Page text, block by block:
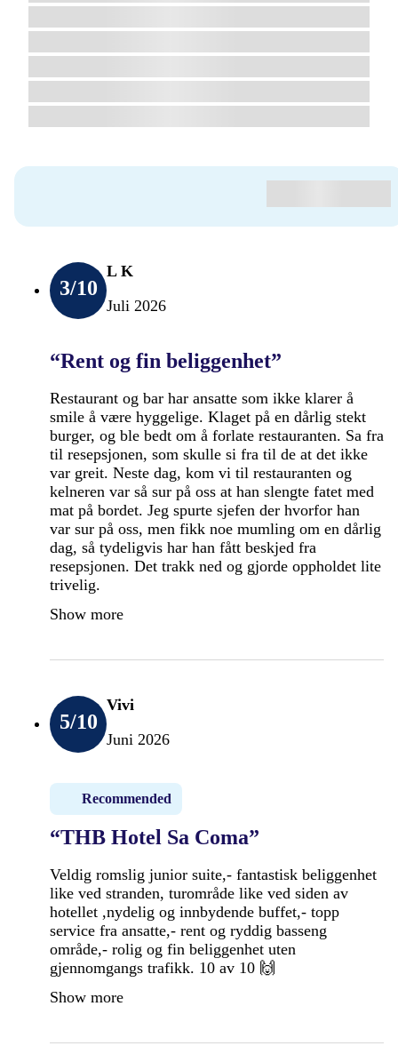
3/10
L K
Juli 2026
“Rent og fin beliggenhet”
Restaurant og bar har ansatte som ikke klarer å
smile å være hyggelige. Klaget på en dårlig stekt
burger, og ble bedt om å forlate restauranten. Sa fra
til resepsjonen, som skulle si fra til de at det ikke
var greit. Neste dag, kom vi til restauranten og
kelneren var så sur på oss at han slengte fatet med
mat på bordet. Jeg spurte sjefen der hvorfor han
var sur på oss, men fikk noe mumling om en dårlig
dag, så tydeligvis har han fått beskjed fra
resepsjonen. Det trakk ned og gjorde oppholdet lite
trivelig.
Show more
5/10
Vivi
Juni 2026
Recommended
“THB Hotel Sa Coma”
Veldig romslig junior suite,- fantastisk beliggenhet
like ved stranden, turområde like ved siden av
hotellet ,nydelig og innbydende buffet,- topp
service fra ansatte,- rent og ryddig basseng
område,- rolig og fin beliggenhet uten
gjennomgangs trafikk. 10 av 10 🙌
Show more